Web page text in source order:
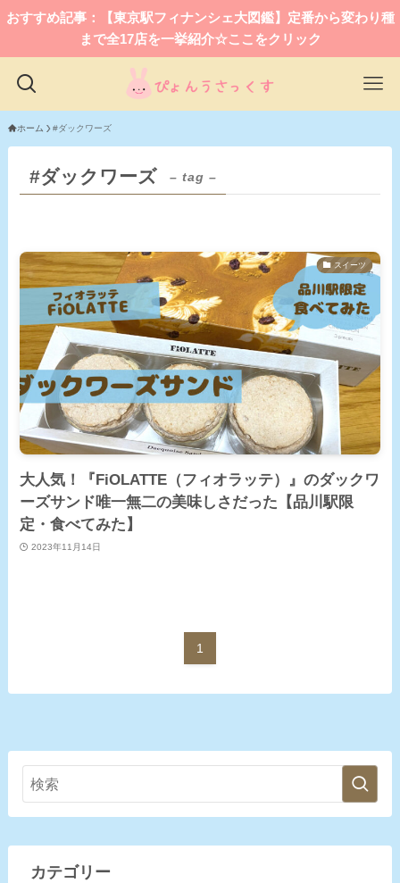
おすすめ記事：【東京駅フィナンシェ大図鑑】定番から変わり種
まで全17店を一挙紹介☆ここをクリック
ホーム #ダックワーズ
#ダックワーズ – tag –
スイーツ
大人気！『FiOLATTE（フィオラッテ）』のダックワ
ーズサンド唯一無二の美味しさだった【品川駅限
定・食べてみた】
2023年11月14日
1
カテゴリー